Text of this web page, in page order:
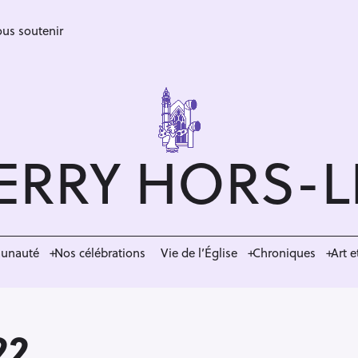
soutenir
HORS-
Nos célébrations Vie de l’Église Chroniques Art